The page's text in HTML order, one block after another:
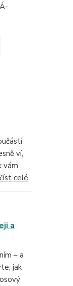
ví,
vám
číst celé
a
– a
jak